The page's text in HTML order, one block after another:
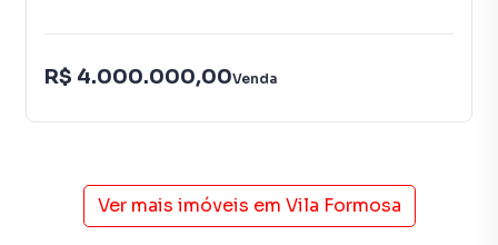
R$ 4.000.000,00Venda
Ver mais imóveis em Vila Formosa